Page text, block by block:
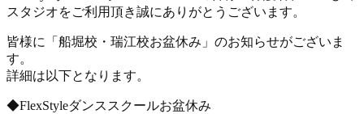
スタジオをご利用頂き誠にありがとうございます。
皆様に「船堀校・瑞江校お盆休み」のお知らせがございま
す。
詳細は以下となります。
◆FlexStyleダンススクールお盆休み